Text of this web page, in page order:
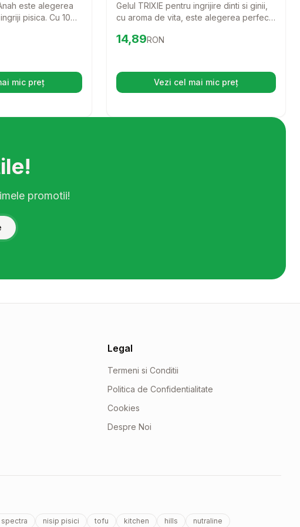
este alegerea
pisica. Cu 10
indepartarea
mic preț
(se deschide într-o filă nouă)
Gelul TRIXIE pentru ingrijire dinti si ginii,
cu aroma de vita, este alegerea perfecta
cainelui sau pisicii tale. Cu o formula
pentru tine, cat si pentru animalutul tau.
Preț:14.89
14,89RON
Vezi cel mai mic preț(se deschide într-o filă
promotii!
Legal
Termeni si Conditii
Politica de Confidentialitate
Cookies
Despre Noi
nisip pisici tofu kitchen hills nutraline